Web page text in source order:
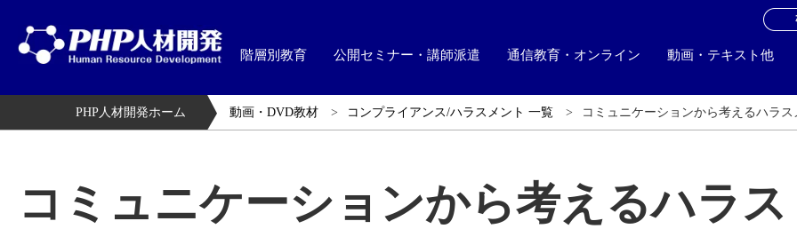
階層別教育 公開セミナー・講師派遣 通信教育・オンライン 動画・テキスト他
PHP人材開発ホーム 動画・DVD教材 コンプライアンス/ハラスメント 一覧 コミュニケーションから考えるハラ
コミュニケーションから考えるハラス